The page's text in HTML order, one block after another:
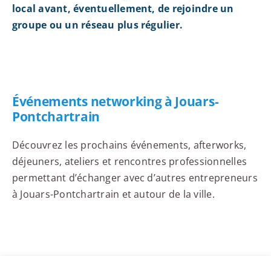
local avant, éventuellement, de rejoindre un
groupe ou un réseau plus régulier.
Événements networking à Jouars-
Pontchartrain
Découvrez les prochains événements, afterworks,
déjeuners, ateliers et rencontres professionnelles
permettant d’échanger avec d’autres entrepreneurs
à Jouars-Pontchartrain et autour de la ville.